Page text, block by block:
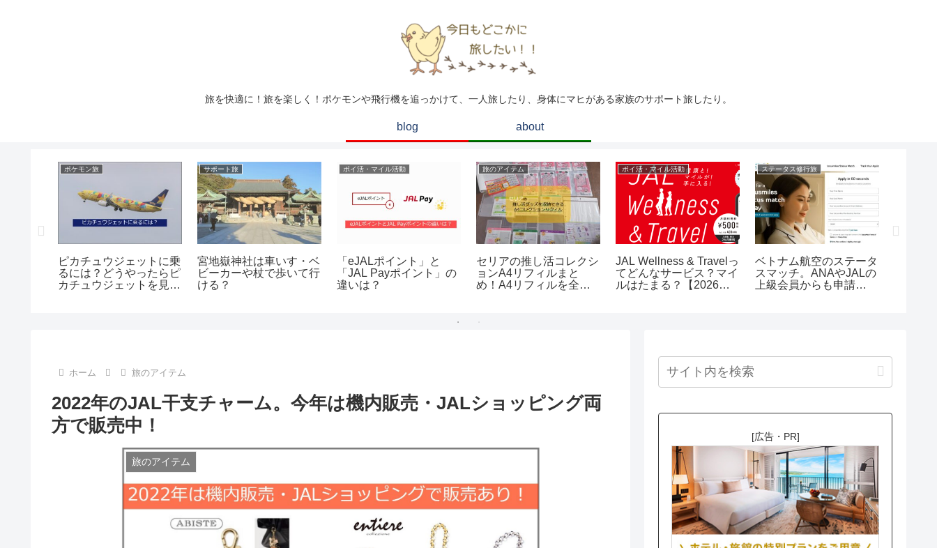
旅を快適に！旅を楽しく！ポケモンや飛行機を追っかけて、一人旅したり、身体にマヒがある家族のサポート旅したり。
blog about
ポケモン旅
ピカチュウジェットに乗
るには？どうやったらピ
カチュウジェットを見れ
サポート旅
宮地嶽神社は車いす・ベ
ビーカーや杖で歩いて行
ける？
ポイ活・マイル活動
「eJALポイント」と
「JAL Payポイント」の
違いは？
旅のアイテム
セリアの推し活コレクシ
ョンA4リフィルまと
め！A4リフィルを全チ
ポイ活・マイル活動
JAL Wellness & Travelっ
てどんなサービス？マイ
ルはたまる？【2026年7
ステータス修行旅
ベトナム航空のステータ
スマッチ。ANAやJALの
上級会員からも申請
ホーム 旅のアイテム
2022年のJAL干支チャーム。今年は機内販売・JALショッピング両
方で販売中！
旅のアイテム
[広告・PR]